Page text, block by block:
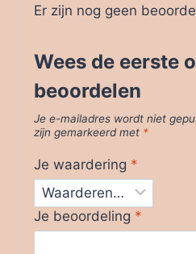
Er zijn nog geen
Wees de eerste
beoordelen
Je e-mailadres wordt niet
zijn gemarkeerd met *
Je waardering *
Je beoordeling *